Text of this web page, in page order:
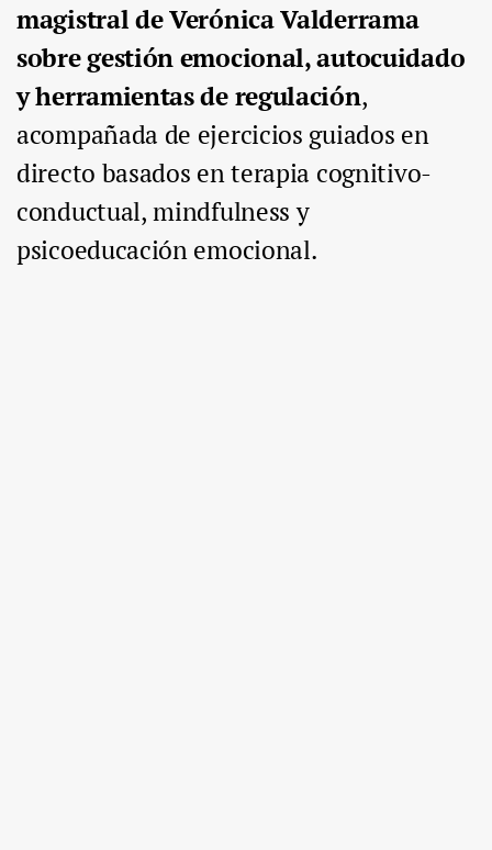
magistral de Verónica Valderrama
sobre gestión emocional, autocuidado
y herramientas de regulación,
acompañada de ejercicios guiados en
directo basados en terapia cognitivo-
conductual, mindfulness y
psicoeducación emocional.